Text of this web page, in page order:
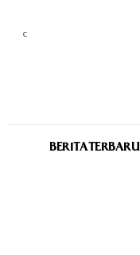
C
BERITA TERBARU